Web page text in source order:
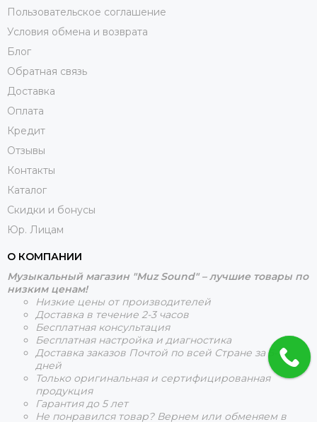
Пользовательское соглашение
Условия обмена и возврата
Блог
Обратная связь
Доставка
Оплата
Кредит
Отзывы
Контакты
Каталог
Скидки и бонусы
Юр. Лицам
О КОМПАНИИ
Музыкальный магазин "Muz Sound" – лучшие товары по
низким ценам!
Низкие цены от производителей
Доставка в течение 2-3 часов
Бесплатная консультация
Бесплатная настройка и диагностика
Доставка заказов Почтой по всей Стране за 5-15
дней
Только оригинальная и сертифицированная
продукция
Гарантия до 5 лет
Не понравился товар? Вернем или обменяем в